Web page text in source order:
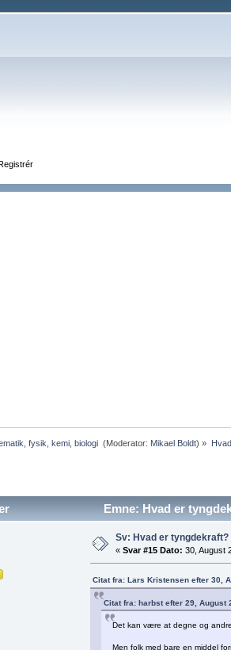
fysik, kemi, biologi (Moderator: Mikael Boldt) »
Emne: Hvad er
Sv: Hvad er tyngdekraft?
«Svar #15 Dato: 30, August
Citat fra: Lars Kristensen efter 30,
Citat fra: harbst efter 29, August
Det kan være at degne og
Men folk med bare en middel